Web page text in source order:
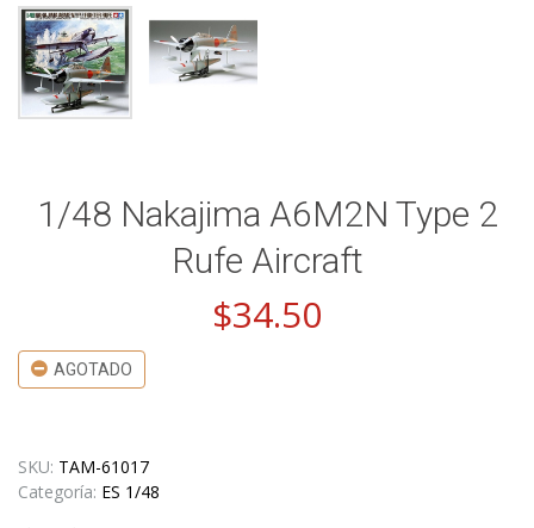
1/48 Nakajima A6M2N Type 2
Rufe Aircraft
$34.50
AGOTADO
SKU: TAM-61017
Categoría: ES 1/48